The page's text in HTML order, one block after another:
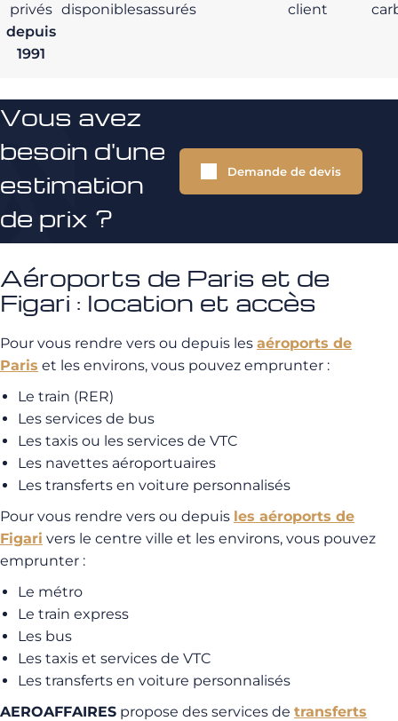
privés
depuis
1991
disponiblesassurés
client
Vous avez
besoin d'une
estimation
de prix ?
Demande de devis
Aéroports de Paris et de
Figari : location et accès
Pour vous rendre vers ou depuis les aéroports de
Paris et les environs, vous pouvez emprunter :
Le train (RER)
Les services de bus
Les taxis ou les services de VTC
Les navettes aéroportuaires
Les transferts en voiture personnalisés
Pour vous rendre vers ou depuis les aéroports de
Figari vers le centre ville et les environs, vous pouvez
emprunter :
Le métro
Le train express
Les bus
Les taxis et services de VTC
Les transferts en voiture personnalisés
AEROAFFAIRES propose des services de transferts